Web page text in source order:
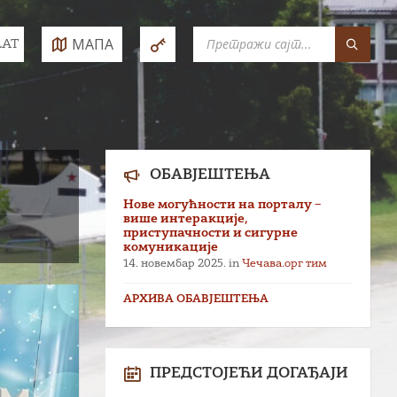
МАПА
ОБАВЈЕШТЕЊА
Нове могућности на порталу –
више интеракције,
приступачности и сигурне
комуникације
14. новембар 2025.in Чечава.орг тим
АРХИВА ОБАВЈЕШТЕЊА
ПРЕДСТОЈЕЋИ ДОГАЂАЈИ